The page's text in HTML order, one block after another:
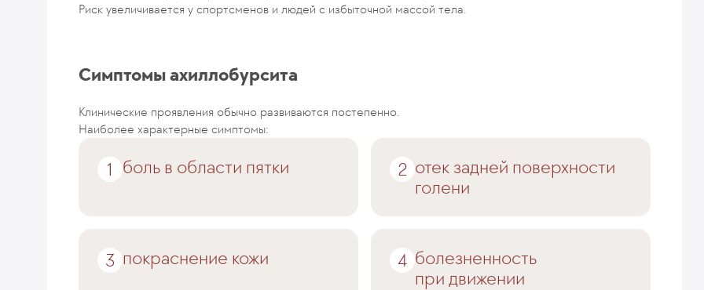
Риск увеличивается у спортсменов и людей с избыточной массой тела.
Симптомы ахиллобурсита
Клинические проявления обычно развиваются постепенно.
Наиболее характерные симптомы:
боль в области пятки
отек задней поверхности
голени
покраснение кожи
болезненность
при движении